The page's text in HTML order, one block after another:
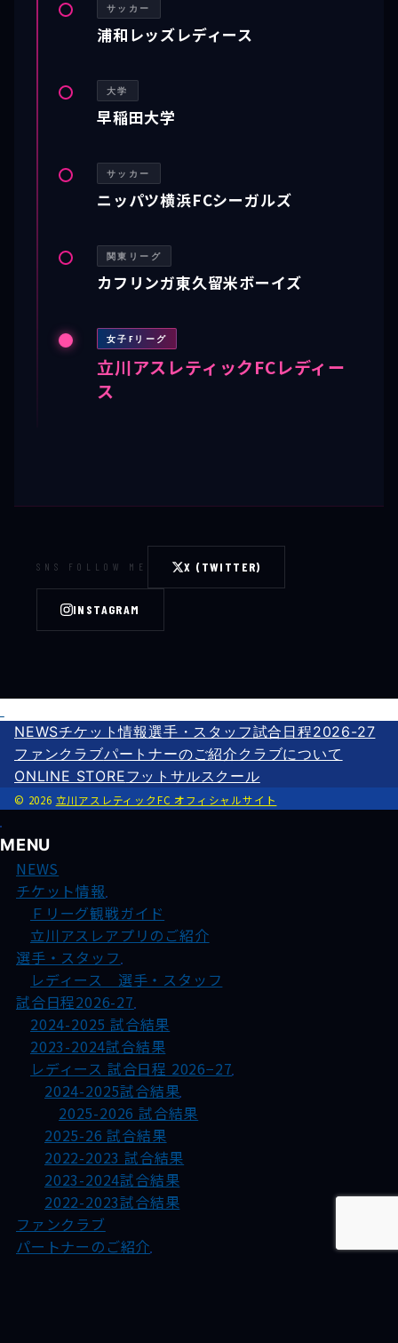
サッカー
浦和レッズレディース
大学
早稲田大学
サッカー
ニッパツ横浜FCシーガルズ
関東リーグ
カフリンガ東久留米ボーイズ
女子Fリーグ
立川アスレティックFCレディー
ス
SNS FOLLOW ME X (TWITTER)
INSTAGRAM
NEWSチケット情報選手・スタッフ試合日程2026-27
ファンクラブパートナーのご紹介 クラブについて
ONLINE STOREフットサルスクール
© 2026 立川アスレティックFC オフィシャルサイト
MENU
NEWS
チケット情報
Ｆリーグ観戦ガイド
立川アスレアプリのご紹介
選手・スタッフ
レディース 選手・スタッフ
試合日程2026-27
2024-2025 試合結果
2023-2024試合結果
レディース 試合日程 2026−27
2024-2025試合結果
2025-2026 試合結果
2025-26 試合結果
2022-2023 試合結果
2023-2024試合結果
2022-2023試合結果
ファンクラブ
パートナーのご紹介